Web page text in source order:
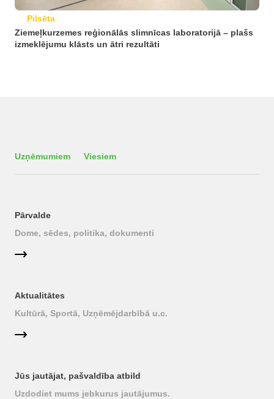
Pilsēta
Ziemeļkurzemes reģionālās slimnīcas laboratorijā – plašs
izmeklējumu klāsts un ātri rezultāti
Uzņēmumiem Viesiem
Pārvalde
Dome, sēdes, politika, dokumenti
Aktualitātes
Kultūrā, Sportā, Uzņēmējdarbībā u.c.
Jūs jautājat, pašvaldība atbild
Uzdodiet mums jebkurus jautājumus.